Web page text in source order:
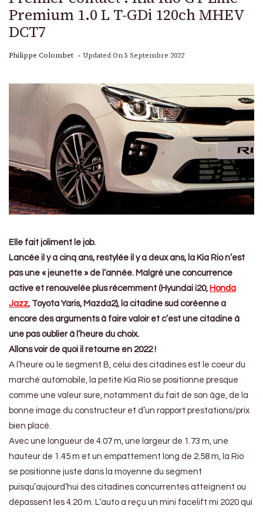
Premium 1.0 L T-GDi 120ch MHEV
DCT7
Philippe Colombet Updated On5 Septembre 2022
Elle fait joliment le job.
Lancée il y a cinq ans, restylée il y a deux ans, la Kia Rio n’est
pas une « jeunette » de l’année. Malgré une concurrence
active et renouvelée plus récemment (Hyundai i20, Honda
Jazz, Toyota Yaris, Mazda2), la citadine sud coréenne a
encore des arguments à faire valoir et c’est une citadine à
une pas oublier à l’heure du choix.
Allons voir de quoi il retourne en 2022 !
A l’heure où le segment B, celui des citadines est le coeur du
marché automobile, la petite Kia Rio se positionne presque
comme une valeur sure, notamment du fait de son âge, de la
bonne image du constructeur et d’un rapport prestations/prix
bien placé.
Avec une longueur de 4.07 m, une largeur de 1.73 m, une
hauteur de 1.45 m et un empattement long de 2.58 m, la Rio
se positionne juste dans la moyenne du segment
puisqu’aujourd’hui des citadines concurrentes atteignent ou
dépassent les 4.20 m. L’auto a reçu un mini facelift mi 2020 qui